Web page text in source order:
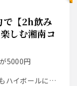
で【2h飲み
しむ湘南コ
5000円
ハイボールにサ